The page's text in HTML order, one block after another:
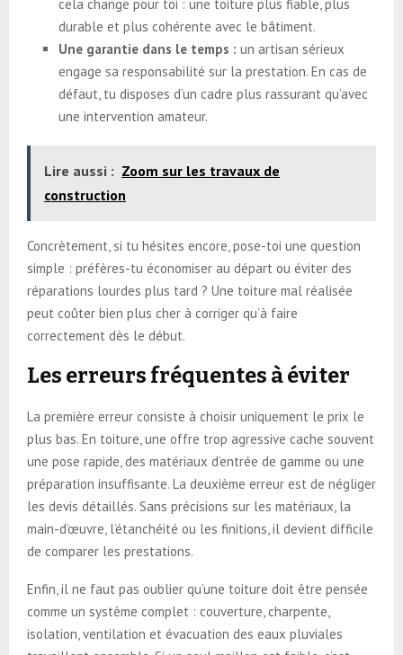
cela change pour toi : une toiture plus fiable, plus
durable et plus cohérente avec le bâtiment.
Une garantie dans le temps : un artisan sérieux
engage sa responsabilité sur la prestation. En cas de
défaut, tu disposes d’un cadre plus rassurant qu’avec
une intervention amateur.
Lire aussi : Zoom sur les travaux de
construction
Concrètement, si tu hésites encore, pose-toi une question
simple : préfères-tu économiser au départ ou éviter des
réparations lourdes plus tard ? Une toiture mal réalisée
peut coûter bien plus cher à corriger qu’à faire
correctement dès le début.
Les erreurs fréquentes à éviter
La première erreur consiste à choisir uniquement le prix le
plus bas. En toiture, une offre trop agressive cache souvent
une pose rapide, des matériaux d’entrée de gamme ou une
préparation insuffisante. La deuxième erreur est de négliger
les devis détaillés. Sans précisions sur les matériaux, la
main-d’œuvre, l’étanchéité ou les finitions, il devient difficile
de comparer les prestations.
Enfin, il ne faut pas oublier qu’une toiture doit être pensée
comme un système complet : couverture, charpente,
isolation, ventilation et évacuation des eaux pluviales